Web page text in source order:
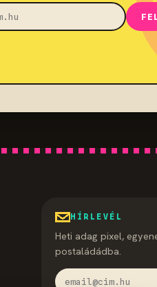
HÍRLEVÉL
Heti adag pixel,
postaládádba.